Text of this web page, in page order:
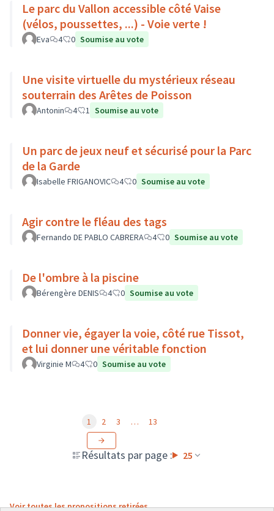
Le parc du Vallon accessible côté Vaise
(vélos, poussettes, ...) - Voie verte !
Eva 4 0 Soumise au vote
Une visite virtuelle du mystérieux réseau
souterrain des Arêtes de Poisson
Antonin 4 1 Soumise au vote
Un parc de jeux neuf et sécurisé pour la Parc
de la Garde
Isabelle FRIGANOVIC 4 0 Soumise au vote
Agir contre le fléau des tags
Fernando DE PABLO CABRERA 4 0 Soumise au vote
De l'ombre à la piscine
Bérengère DENIS 4 0 Soumise au vote
Donner vie, égayer la voie, côté rue Tissot,
et lui donner une véritable fonction
Virginie M 4 0 Soumise au vote
Résultats par page : 25
1 2 3 … 13
Voir toutes les propositions retirées